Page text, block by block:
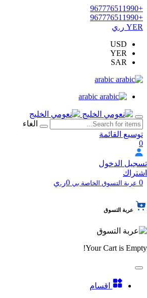
+967776511990
+967776511990
YER ر.ي
USD
YER
SAR
arabic
الغاء
توسيع القائمة
0
تسجيل الدخول
اشتراك
0 عربة التسوق الخاصة بي 0ر.ي
عربة التسوق
Your Cart is Empty!
اقسام